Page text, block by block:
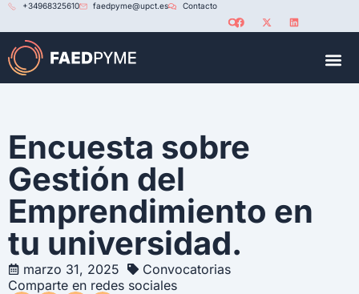
+34968325610 faedpyme@upct.es Contacto
Encuesta sobre
Gestión del
Emprendimiento en
tu universidad.
marzo 31, 2025
Convocatorias
Comparte en redes sociales